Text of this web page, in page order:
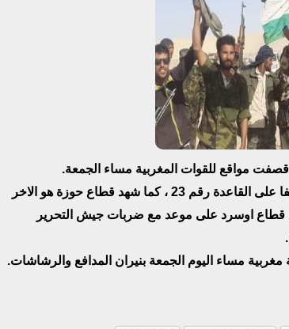
مواقع للقوات المغربية مساء الجمعة.
وقالت الوزارة في بيان لها :”لقد شهد قطاع المحبس قصفا مكثفا على القاعدة رقم 23 ، كما شهد قطاع حوزة هو الاخر
بالقاعدة الرابعة (4) و صونت 71 ، فيما كان قطاع اوسرد على موعد مع ضربات جيش التحرير
مساء اليوم الجمعة بنيران المدافع والرشاشات.